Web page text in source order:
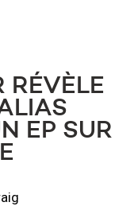
RÉVÈLE
EP SUR